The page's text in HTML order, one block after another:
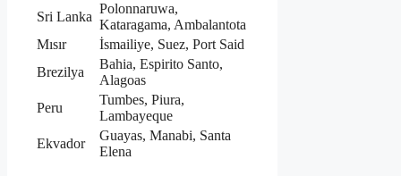
Sri Lanka
Polonnaruwa,
Kataragama, Ambalantota
Mısır
İsmailiye, Suez, Port Said
Brezilya
Bahia, Espirito Santo,
Alagoas
Peru
Tumbes, Piura,
Lambayeque
Ekvador
Guayas, Manabi, Santa
Elena